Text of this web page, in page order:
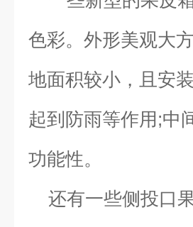
色彩。外形美观大
地面积较小，且安
起到防雨等作用;中
功能性。
还有一些侧投口